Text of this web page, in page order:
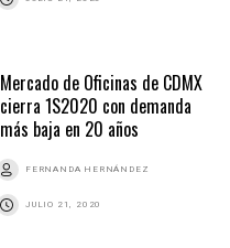
Mercado de Oficinas de CDMX
cierra 1S2020 con demanda
más baja en 20 años
FERNANDA HERNÁNDEZ
JULIO 21, 2020